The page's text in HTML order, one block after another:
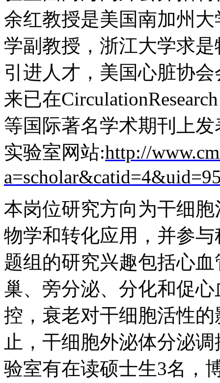
余红教授是美国南加州
学副教授，浙江大学求
引进人才，美国心脏协
来已在CirculationResearch
等国际著名学术期刊上
实验室网站:http://
本岗位研究方向为干细
物学和转化应用，并参
题组的研究兴趣包括心
巢、旁分泌、分化和促
控，衰老对干细胞活性
止，干细胞外泌体分泌
验室有在读硕士生3名，